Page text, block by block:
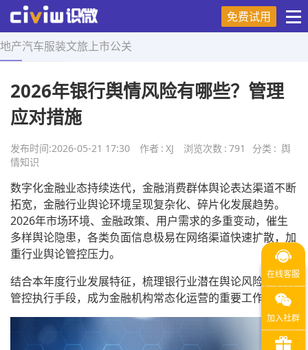
免费试用
地产汽车服装文旅 上市公关
首页 > 舆情知识 > 正文
2026年银行舆情风险有哪些？管理
应对措施
发布时间:2026-05-21 17:30 作者 : XJ 浏览次数 : 791 分类 : 舆
情知识
数字化金融业态持续迭代，金融消费群体舆论表达渠道不断
拓宽，金融行业舆论环境呈现复杂化、碎片化发展趋势。
2026年市场环境、金融政策、用户需求的多重变动，催生
多样舆论隐患，各类负面信息极易在网络渠道快速扩散，加
重行业舆论管控压力。
结合本年度行业发展特征，梳理银行业潜在舆论风险，优化
管控执行手段，成为金融机构常态化运营的重要工作内容。